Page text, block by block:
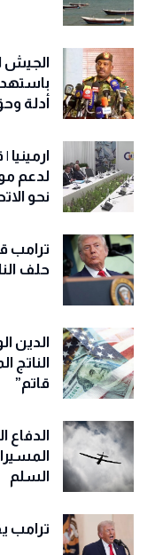
الجيش
أدلة
لدعم
نحو
ترامب
حلف
الناتج
قاتم”
الدفاع
السلم
ترامب